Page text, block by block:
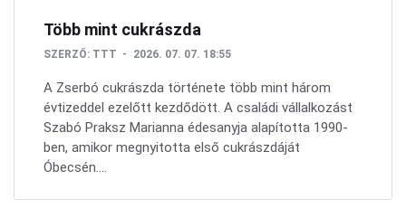
Több mint cukrászda
SZERZŐ: TTT 2026. 07. 07. 18:55
A Zserbó cukrászda története több mint három
évtizeddel ezelőtt kezdődött. A családi vállalkozást
Szabó Praksz Marianna édesanyja alapította 1990-
ben, amikor megnyitotta első cukrászdáját
Óbecsén....